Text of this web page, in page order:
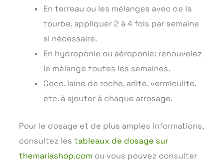
En terreau ou les mélanges avec de la
tourbe, appliquer 2 à 4 fois par semaine
si nécessaire.
En hydroponie ou aéroponie: renouvelez
le mélange toutes les semaines.
Coco, laine de roche, arlite, vermiculite,
etc. à ajouter à chaque arrosage.
Pour le dosage et de plus amples informations,
consultez les tableaux de dosage sur
themariashop.com ou vous pouvez consulter